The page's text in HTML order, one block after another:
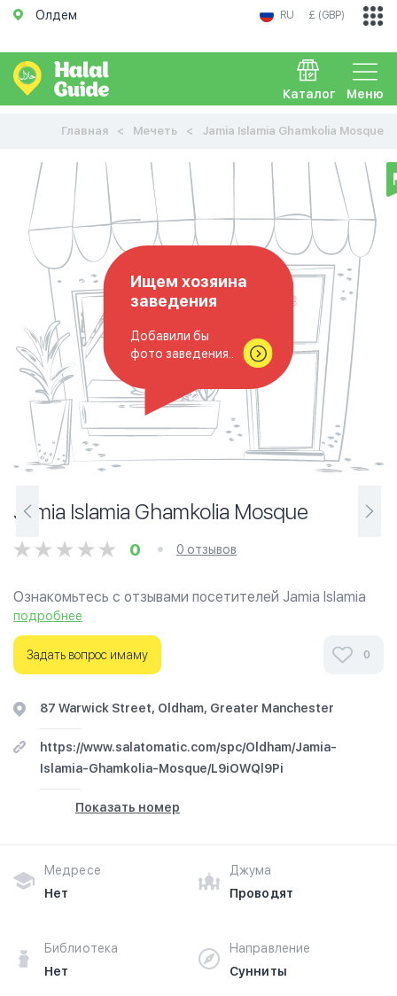
Олдем RU £ (GBP)
Меню
Каталог
Главная Мечеть Jamia Islamia Ghamkolia Mosque
Ищем хозяина
заведения
Добавили бы
фото заведения..
Jamia Islamia Ghamkolia Mosque
0 0 отзывов
Ознакомьтесь с отзывами посетителей Jamia Islamia
Ghamkolia Mosque в г.Олдем на фотографиях и узнайте
о часах работы. Ваше духовное путешествие
начинается здесь.
подробнее
Задать вопрос имаму 0
87 Warwick Street, Oldham, Greater Manchester
https://www.salatomatic.com/spc/Oldham/Jamia-
Islamia-Ghamkolia-Mosque/L9iOWQl9Pi
Показать номер
Медресе
Нет
Джума
Проводят
Библиотека
Нет
Направление
Сунниты